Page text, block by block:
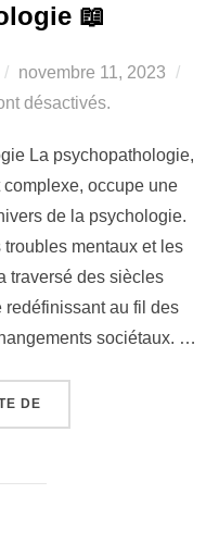
📖
Publié
le
novembre 11, 2023
désactivés.
La psychopathologie,
occupe une
de la psychologie.
mentaux et les
traversé des siècles
redéfinissant au fil des
sociétaux. …
DE